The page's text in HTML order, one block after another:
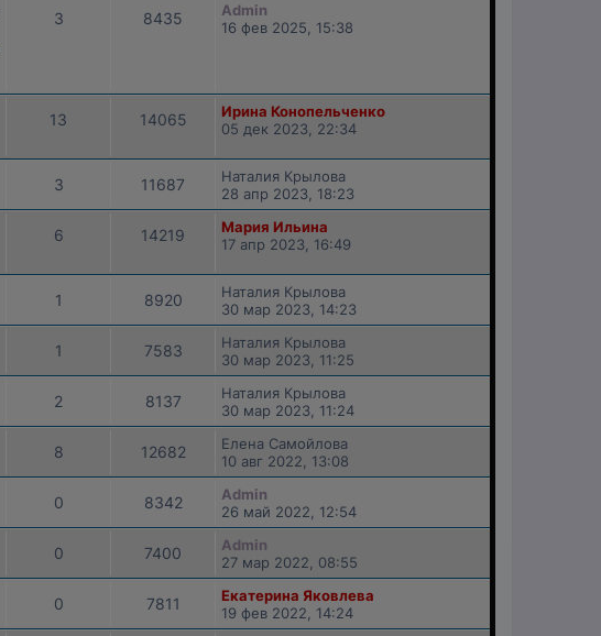
3 8435
Admin
16 фев 2025, 15:38
13 14065
Ирина Конопельченко
05 дек 2023, 22:34
3 11687
Наталия Крылова
28 апр 2023, 18:23
6 14219
Мария Ильина
17 апр 2023, 16:49
1 8920
Наталия Крылова
30 мар 2023, 14:23
1 7583
Наталия Крылова
30 мар 2023, 11:25
2 8137
Наталия Крылова
30 мар 2023, 11:24
8 12682
Елена Самойлова
10 авг 2022, 13:08
0 8342
Admin
26 май 2022, 12:54
0 7400
Admin
27 мар 2022, 08:55
0 7811
Екатерина Яковлева
19 фев 2022, 14:24